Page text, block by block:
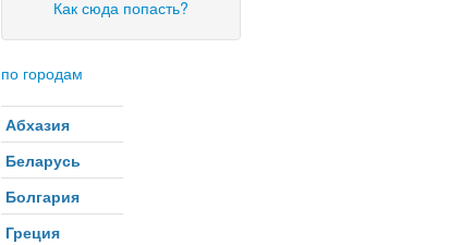
Как сюда попасть?
по городам
Абхазия
Беларусь
Болгария
Греция